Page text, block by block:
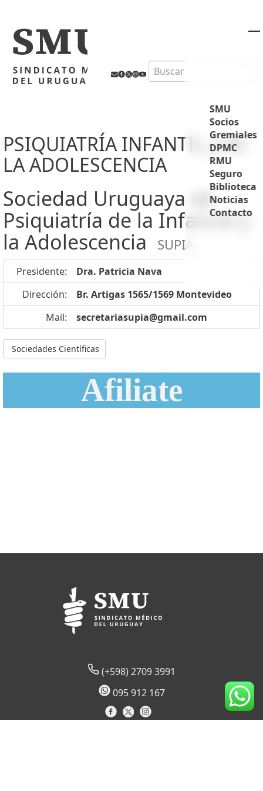
Search
SMU
Socios
Gremiales
DPMC
RMU
Seguro
Biblioteca
Noticias
Contacto
PSIQUIATRÍA INFANTIL y DE
LA ADOLESCENCIA
Sociedad Uruguaya de
Psiquiatría de la Infancia y
la Adolescencia
SUPIA
Presidente:
Dra. Patricia Nava
Dirección:
Br. Artigas 1565/1569 Montevideo
Mail:
secretariasupia@gmail.com
Sociedades Científicas
Afiliate
(+598) 2709 3991
095 912 167